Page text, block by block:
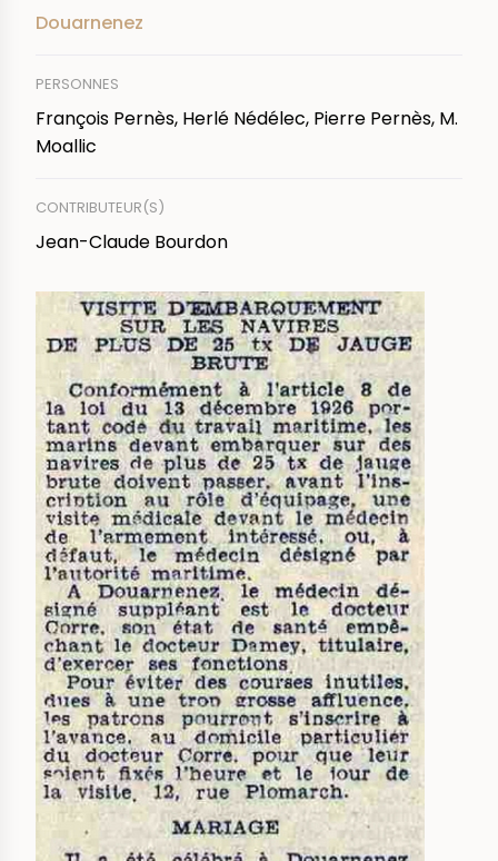
Douarnenez
PERSONNES
François Pernès, Herlé Nédélec, Pierre Pernès, M.
Moallic
CONTRIBUTEUR(S)
Jean-Claude Bourdon
IMAGE